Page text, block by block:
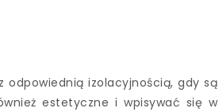
odpowiednią izolacyjnością, gdy są
estetyczne i wpisywać się w